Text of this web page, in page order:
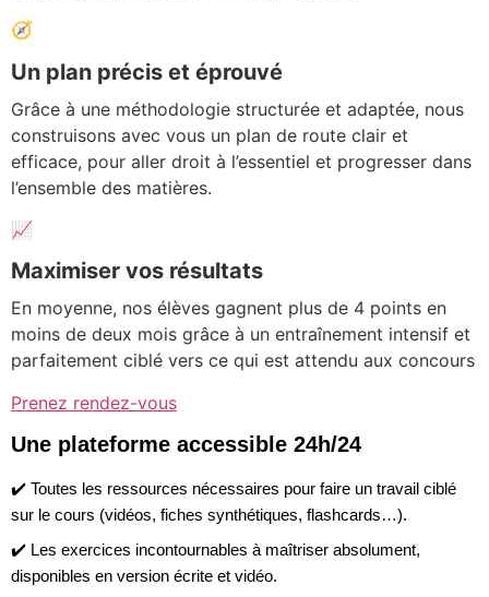
🧭
Un plan précis et éprouvé
Grâce à une méthodologie structurée et adaptée, nous
construisons avec vous un plan de route clair et
efficace, pour aller droit à l’essentiel et progresser dans
l’ensemble des matières.
📈
Maximiser vos résultats
En moyenne, nos élèves gagnent plus de 4 points en
moins de deux mois grâce à un entraînement intensif et
parfaitement ciblé vers ce qui est attendu aux concours
Prenez rendez-vous
Une plateforme accessible 24h/24
✔️ Toutes les ressources nécessaires pour faire un travail ciblé
sur le cours (vidéos, fiches synthétiques, flashcards…).
✔️ Les exercices incontournables à maîtriser absolument,
disponibles en version écrite et vidéo.